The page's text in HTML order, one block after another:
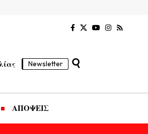
Newsletter
ΑΠΟΨΕΙΣ